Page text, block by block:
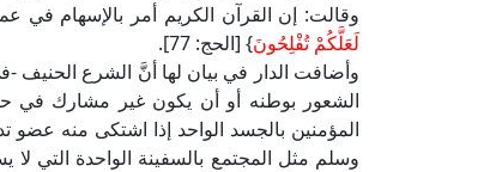
وقالت: إن القرآن الكريم أمر بالإسهام في
لَعَلَّكُمْ تُفْلِحُونَ} [الحج: 77].
وأضافت الدار في بيان لها أنَّ الشرع
الشعور بوطنه أو أن يكون غير مشارك في
المؤمنين بالجسد الواحد إذا اشتكى منه
وسلم مثل المجتمع بالسفينة الواحدة التي لا